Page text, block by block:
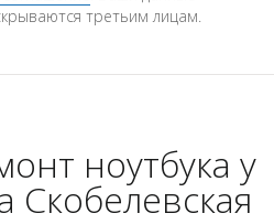
третьим лицам.
ноутбука у
Скобелевская